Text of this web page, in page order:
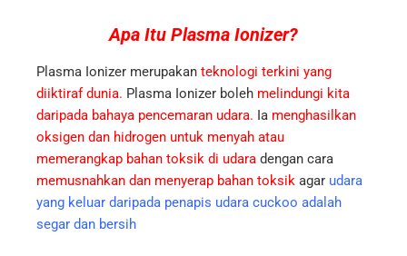
Apa Itu Plasma Ionizer?
Plasma Ionizer merupakan teknologi terkini yang
diiktiraf dunia. Plasma Ionizer boleh melindungi kita
daripada bahaya pencemaran udara. Ia menghasilkan
oksigen dan hidrogen untuk menyah atau
memerangkap bahan toksik di udara dengan cara
memusnahkan dan menyerap bahan toksik agar udara
yang keluar daripada penapis udara cuckoo adalah
segar dan bersih